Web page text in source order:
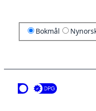
Bokmål